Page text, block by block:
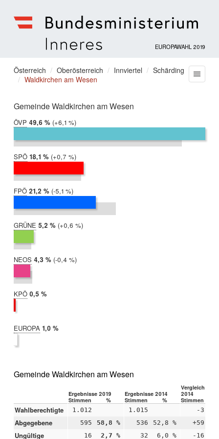
für
Inneres
EUROPAWAHL 2019
Sie
befinden
hier:
Österreich Oberösterreich Innviertel
Schärding
Waldkirchen am Wesen
Gemeinde Waldkirchen am Wesen
ÖVP 2019:
49,6 %
2014:
43,5 %
Differenz:
+6,1 %
SPÖ 2019:
18,1 %
2014:
17,5 %
Differenz:
+0,7 %
FPÖ 2019:
21,2 %
2014:
26,4 %
Differenz:
-5,1 %
GRÜNE 2019:
5,2 %
2014:
4,6 %
Differenz:
+0,6 %
NEOS 2019:
4,3 %
2014:
4,8 %
Differenz:
-0,4 %
KPÖ 2019:
0,5 %
EUROPA 2019:
1,0 %
Gemeinde Waldkirchen am Wesen
Ergebnisse 2019 Ergebnisse 2014
Vergleich
2014
Stimmen
% Stimmen % Stimmen
Wahlberechtigte 1.012 1.015 -3
Abgegebene 595 58,8 % 536 52,8 % +59
Ungültige 16 2,7 % 32 6,0 % -16